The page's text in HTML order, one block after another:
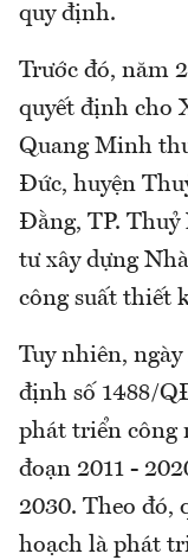
quy định.
Trước đó, năm
quyết định cho
Quang Minh
Đức, huyện
Đằng, TP. Thuỷ
tư xây dựng
công suất thiết
Tuy nhiên,
định số 1488/
phát triển công
đoạn 2011 -
2030. Theo đó,
hoạch là phát